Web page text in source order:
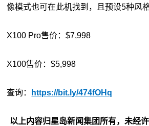
像模式也可在此机找到，且预设5种风
X100 Pro售价：$7,998
X100售价：$5,998
查询： https://bit.ly/474fOHq
以上内容归星岛新闻集团所有，未经